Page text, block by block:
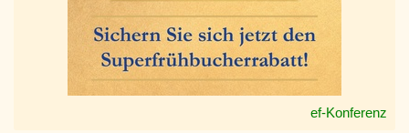
ef-Konferenz